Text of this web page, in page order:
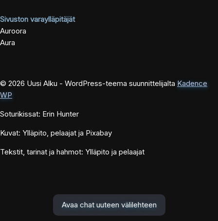
Sivuston varaylläpitäjät
Auroora
Aura
© 2026 Uusi Alku - WordPress-teema suunnittelijalta Kadence
WP
Soturikissat: Erin Hunter
Kuvat: Ylläpito, pelaajat ja Pixabay
Tekstit, tarinat ja hahmot: Ylläpito ja pelaajat
Avaa chat uuteen välilehteen